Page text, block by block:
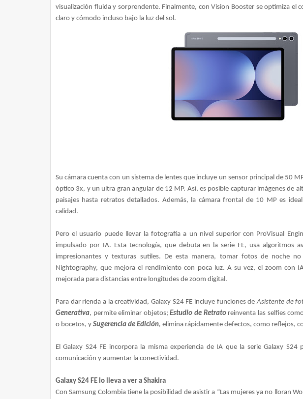
visualización fluida y sorprendente. Finalmente, con Vision Booster se optimiza el
claro y cómodo incluso bajo la luz del sol.
Su cámara cuenta con un sistema de lentes que incluye un sensor principal de 50
óptico 3x, y un ultra gran angular de 12 MP. Así, es posible capturar imágenes de
paisajes hasta retratos detallados. Además, la cámara frontal de 10 MP es
calidad.
Pero el usuario puede llevar la fotografía a un nivel superior con ProVisual
impulsado por IA. Esta tecnología, que debuta en la serie FE, usa algoritmos
impresionantes y texturas sutiles. De esta manera, tomar fotos de noche
Nightography, que mejora el rendimiento con poca luz. A su vez, el zoom con
mejorada para distancias entre longitudes de zoom digital.
Para dar rienda a la creatividad, Galaxy S24 FE incluye funciones deAsistente de
Generativa, permite eliminar objetos;Estudio de Retrato reinventa las selfies
o bocetos, y Sugerencia de Edición, elimina rápidamente defectos, como reflejos,
El Galaxy S24 FE incorpora la misma experiencia de IA que la serie Galaxy
comunicación y aumentar la conectividad.
Galaxy S24 FE lo lleva a ver a Shakira
Con Samsung Colombia tiene la posibilidad de asistir a “Las mujeres ya no lloran